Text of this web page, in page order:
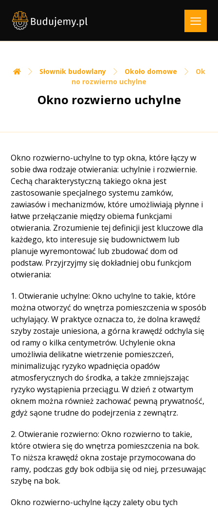
Słownik budowlany Około domowe
Ok
no rozwierno uchylne
Okno rozwierno uchylne
Okno rozwierno-uchylne to typ okna, które łączy w
sobie dwa rodzaje otwierania: uchylnie i rozwiernie.
Cechą charakterystyczną takiego okna jest
zastosowanie specjalnego systemu zamków,
zawiasów i mechanizmów, które umożliwiają płynne i
łatwe przełączanie między obiema funkcjami
otwierania. Zrozumienie tej definicji jest kluczowe dla
każdego, kto interesuje się budownictwem lub
planuje wyremontować lub zbudować dom od
podstaw. Przyjrzyjmy się dokładniej obu funkcjom
otwierania:
1. Otwieranie uchylne: Okno uchylne to takie, które
można otworzyć do wnętrza pomieszczenia w sposób
uchylający. W praktyce oznacza to, że dolna krawędź
szyby zostaje uniesiona, a górna krawędź odchyla się
od ramy o kilka centymetrów. Uchylenie okna
umożliwia delikatne wietrzenie pomieszczeń,
minimalizując ryzyko wpadnięcia opadów
atmosferycznych do środka, a także zmniejszając
ryzyko wystąpienia przeciągu. W dzień z otwartym
oknem można również zachować pewną prywatność,
gdyż sąone trudne do podejrzenia z zewnątrz.
2. Otwieranie rozwierno: Okno rozwierno to takie,
które otwiera się do wnętrza pomieszczenia na bok.
To niższa krawędź okna zostaje przymocowana do
ramy, podczas gdy bok odbija się od niej, przesuwając
szybę na bok.
Okno rozwierno-uchylne łączy zalety obu tych